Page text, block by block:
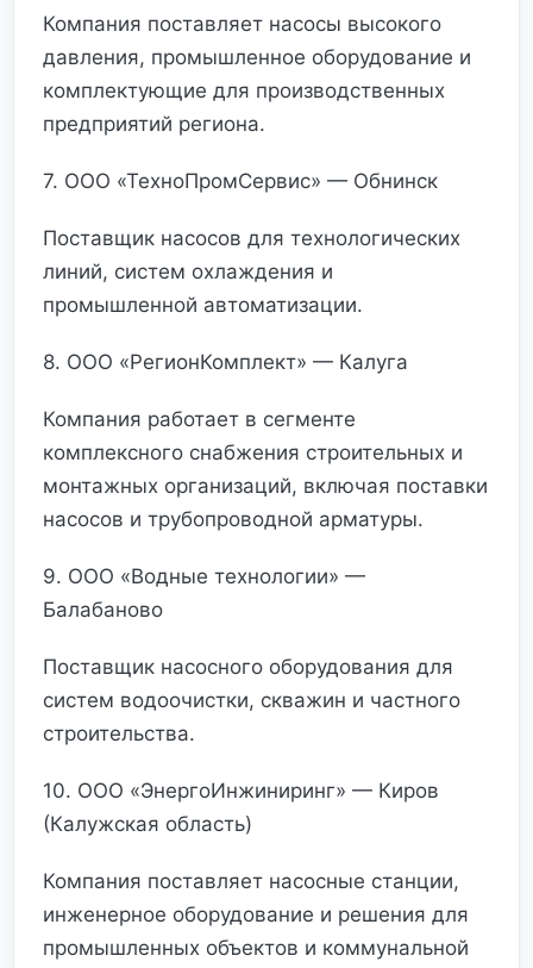
Компания поставляет насосы высокого
давления, промышленное оборудование и
комплектующие для производственных
предприятий региона.
7. ООО «ТехноПромСервис» — Обнинск
Поставщик насосов для технологических
линий, систем охлаждения и
промышленной автоматизации.
8. ООО «РегионКомплект» — Калуга
Компания работает в сегменте
комплексного снабжения строительных и
монтажных организаций, включая поставки
насосов и трубопроводной арматуры.
9. ООО «Водные технологии» —
Балабаново
Поставщик насосного оборудования для
систем водоочистки, скважин и частного
строительства.
10. ООО «ЭнергоИнжиниринг» — Киров
(Калужская область)
Компания поставляет насосные станции,
инженерное оборудование и решения для
промышленных объектов и коммунальной